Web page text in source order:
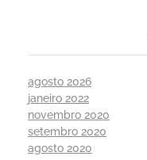
agosto 2026
janeiro 2022
novembro 2020
setembro 2020
agosto 2020